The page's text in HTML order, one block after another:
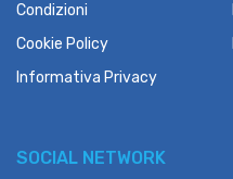
Condizioni
Cookie Policy
Informativa Privacy
SOCIAL NETWORK